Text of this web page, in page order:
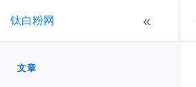
钛白粉网 «
文章